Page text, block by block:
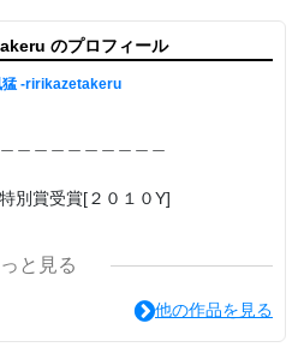
ような眼差しは”
]を絵本化。
風 猛-リリカゼタケル
＿＿＿＿＿＿＿
のプロフィール
猛 -ririkazetakeru
別賞受賞[２０１０Y]
you for your time.
＿＿＿＿＿＿＿＿＿
と見る
他の作品を見る